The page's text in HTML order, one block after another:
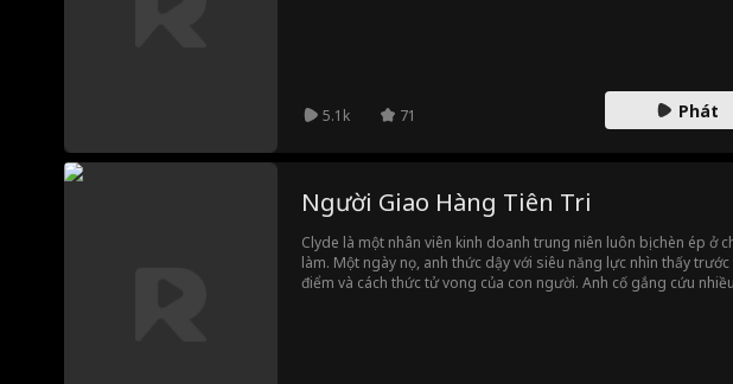
5.1k 71 Phát
Người Giao Hàng Tiên Tri
Clyde là một nhân viên kinh doanh trung niên luôn bị chèn ép ở
làm. Một ngày nọ, anh thức dậy với siêu năng lực nhìn thấy trước
điểm và cách thức tử vong của con người. Anh cố gắng cứu nhiều